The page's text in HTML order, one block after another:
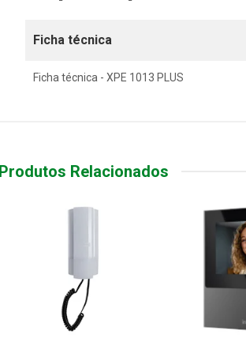
Ficha técnica
Ficha técnica - XPE 1013 PLUS
Produtos Relacionados